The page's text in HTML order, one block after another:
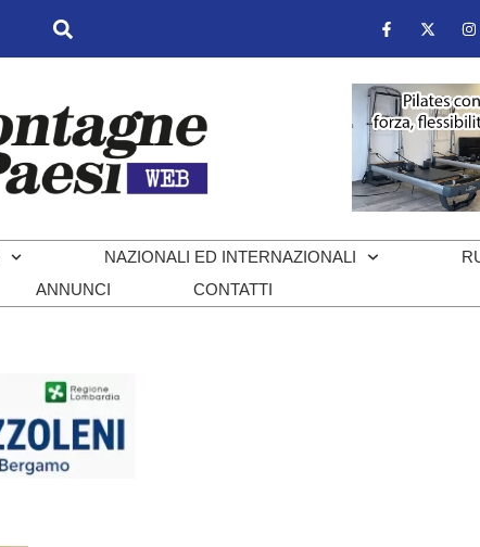
NAZIONALI ED INTERNAZIONALI
ANNUNCI CONTATTI